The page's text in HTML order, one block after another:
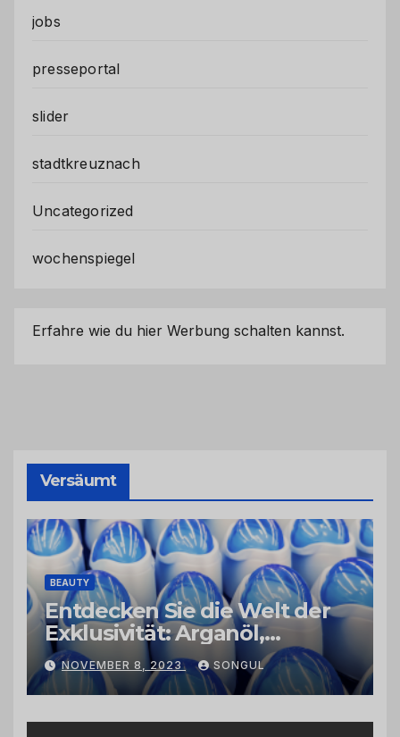
jobs
presseportal
slider
stadtkreuznach
Uncategorized
wochenspiegel
Erfahre wie du hier Werbung schalten kannst.
Versäumt
BEAUTY
Entdecken Sie die Welt der
Exklusivität: Arganöl,
Kaktusfeigenkernöl und
Schwarzkümmelöl von
vertrauenswürdigen
Großhändlern und Anbietern
NOVEMBER 8, 2023 SONGUL